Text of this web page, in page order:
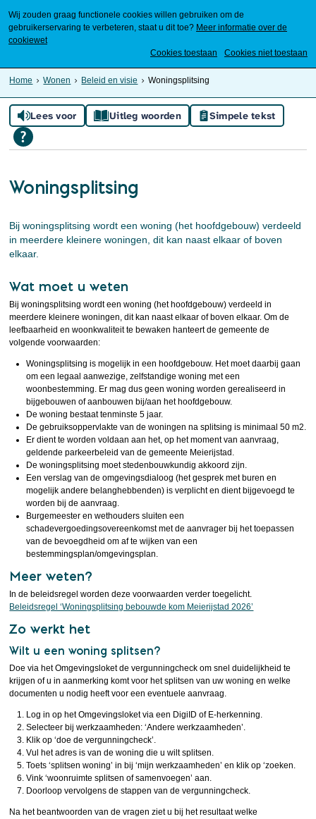
Wij zouden graag functionele cookies willen gebruiken om de
gebruikerservaring te verbeteren, staat u dit toe? Meer informatie over de
cookiewet
Cookies toestaan
Cookies niet toestaan
Home Wonen Beleid en visie Woningsplitsing
Lees voor Uitleg woorden Simpele tekst
Woningsplitsing
Bij woningsplitsing wordt een woning (het hoofdgebouw) verdeeld
in meerdere kleinere woningen, dit kan naast elkaar of boven
elkaar.
Wat moet u weten
Bij woningsplitsing wordt een woning (het hoofdgebouw) verdeeld in
meerdere kleinere woningen, dit kan naast elkaar of boven elkaar. Om de
leefbaarheid en woonkwaliteit te bewaken hanteert de gemeente de
volgende voorwaarden:
Woningsplitsing is mogelijk in een hoofdgebouw. Het moet daarbij gaan
om een legaal aanwezige, zelfstandige woning met een
woonbestemming. Er mag dus geen woning worden gerealiseerd in
bijgebouwen of aanbouwen bij/aan het hoofdgebouw.
De woning bestaat tenminste 5 jaar.
De gebruiksoppervlakte van de woningen na splitsing is minimaal 50 m2.
Er dient te worden voldaan aan het, op het moment van aanvraag,
geldende parkeerbeleid van de gemeente Meierijstad.
De woningsplitsing moet stedenbouwkundig akkoord zijn.
Een verslag van de omgevingsdialoog (het gesprek met buren en
mogelijk andere belanghebbenden) is verplicht en dient bijgevoegd te
worden bij de aanvraag.
Burgemeester en wethouders sluiten een
schadevergoedingsovereenkomst met de aanvrager bij het toepassen
van de bevoegdheid om af te wijken van een
bestemmingsplan/omgevingsplan.
Meer weten?
In de beleidsregel worden deze voorwaarden verder toegelicht.
Beleidsregel ‘Woningsplitsing bebouwde kom Meierijstad 2026’
Zo werkt het
Wilt u een woning splitsen?
Doe via het Omgevingsloket de vergunningcheck om snel duidelijkheid te
krijgen of u in aanmerking komt voor het splitsen van uw woning en welke
documenten u nodig heeft voor een eventuele aanvraag.
Log in op het Omgevingsloket via een DigiID of E-herkenning.
Selecteer bij werkzaamheden: ‘Andere werkzaamheden’.
Klik op ‘doe de vergunningcheck’.
Vul het adres is van de woning die u wilt splitsen.
Toets ‘splitsen woning’ in bij ‘mijn werkzaamheden’ en klik op ‘zoeken.
Vink ‘woonruimte splitsen of samenvoegen’ aan.
Doorloop vervolgens de stappen van de vergunningcheck.
Na het beantwoorden van de vragen ziet u bij het resultaat welke